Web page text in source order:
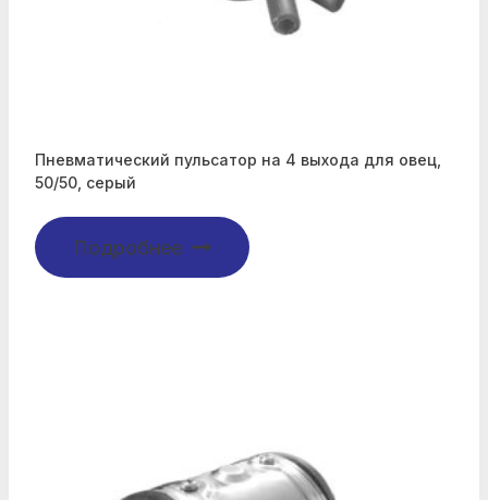
Пневматический пульсатор на 4 выхода для овец,
50/50, серый
Подробнее